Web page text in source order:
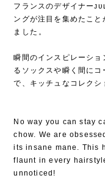
フランスのデザイナー
ングが注目を集めたこ
ました⁡。
瞬間のインスピレーシ
るソックスや瞬く間にコ
で、キッチュなコレクシ
No way you can stay
chow. We are
its insane mane. This
flaunt in every
unnoticed!